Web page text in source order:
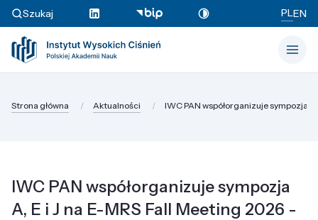
Szukaj PLEN
Strona główna Aktualności IWC PAN współorganizuje sympozja A,
IWC PAN współorganizuje sympozja
A, E i J na E-MRS Fall Meeting 2026 -